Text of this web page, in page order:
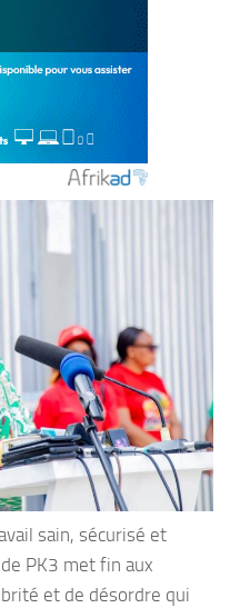
sain, sécurisé et
PK3 met fin aux
et de désordre qui